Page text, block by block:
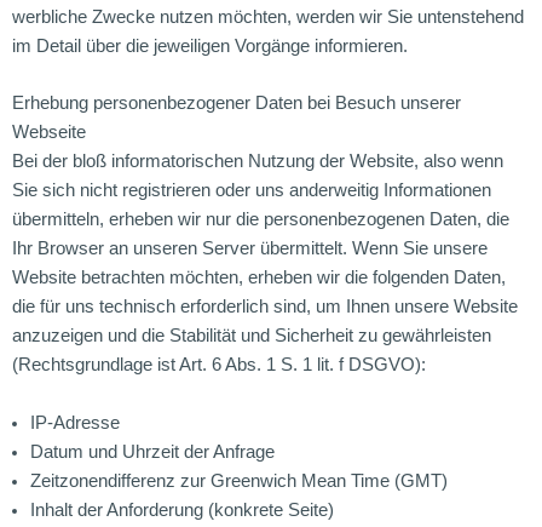
werbliche Zwecke nutzen möchten, werden wir Sie untenstehend
im Detail über die jeweiligen Vorgänge informieren.
Erhebung personenbezogener Daten bei Besuch unserer
Webseite
Bei der bloß informatorischen Nutzung der Website, also wenn
Sie sich nicht registrieren oder uns anderweitig Informationen
übermitteln, erheben wir nur die personenbezogenen Daten, die
Ihr Browser an unseren Server übermittelt. Wenn Sie unsere
Website betrachten möchten, erheben wir die folgenden Daten,
die für uns technisch erforderlich sind, um Ihnen unsere Website
anzuzeigen und die Stabilität und Sicherheit zu gewährleisten
(Rechtsgrundlage ist Art. 6 Abs. 1 S. 1 lit. f DSGVO):
IP-Adresse
Datum und Uhrzeit der Anfrage
Zeitzonendifferenz zur Greenwich Mean Time (GMT)
Inhalt der Anforderung (konkrete Seite)